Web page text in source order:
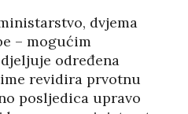
dvjema
– mogućim
određena
revidira prvotnu
posljedica upravo